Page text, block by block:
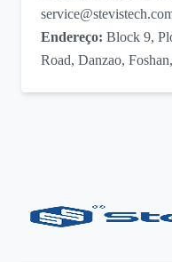
Endereço: Block 9,
Road, Danzao,